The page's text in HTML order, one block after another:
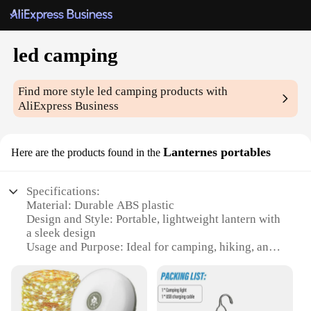
led camping
Find more styleled camping products with
AliExpress Business
Here are the products found in the Lanternes portables
Specifications:
Material: Durable ABS plastic
Design and Style: Portable, lightweight lantern with
a sleek design
Usage and Purpose: Ideal for camping, hiking, and
Performance and Property: High-efficiency LED
lighting for bright illumination
Shape or Size or Weight or Quantity: Compact and